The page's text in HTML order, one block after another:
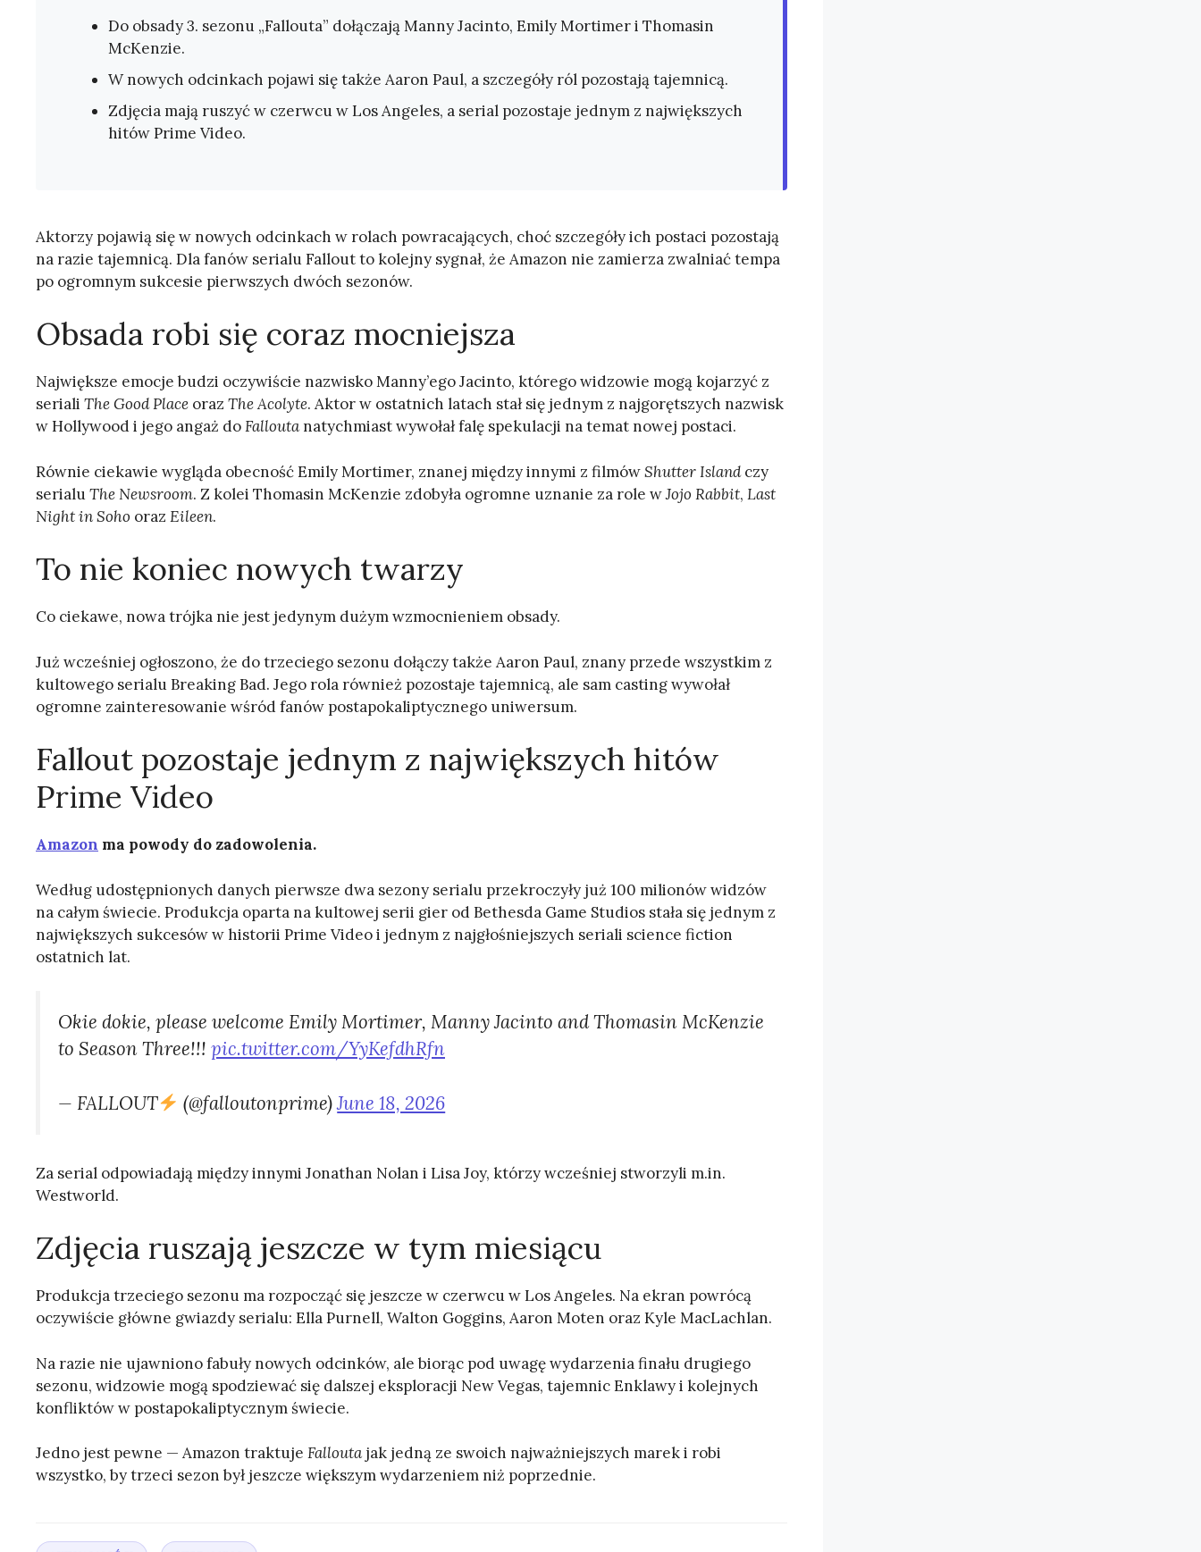
Do obsady 3. sezonu „Fallouta” dołączają Manny Jacinto, Emily Mortimer i Thomasin
McKenzie.
W nowych odcinkach pojawi się także Aaron Paul, a szczegóły ról pozostają tajemnicą.
Zdjęcia mają ruszyć w czerwcu w Los Angeles, a serial pozostaje jednym z największych
hitów Prime Video.
Aktorzy pojawią się w nowych odcinkach w rolach powracających, choć szczegóły ich postaci pozostają
na razie tajemnicą. Dla fanów serialu Fallout to kolejny sygnał, że Amazon nie zamierza zwalniać tempa
po ogromnym sukcesie pierwszych dwóch sezonów.
Obsada robi się coraz mocniejsza
Największe emocje budzi oczywiście nazwisko Manny’ego Jacinto, którego widzowie mogą kojarzyć z
seriali The Good Place oraz The Acolyte. Aktor w ostatnich latach stał się jednym z najgorętszych nazwisk
w Hollywood i jego angaż doFalloutanatychmiast wywołał falę spekulacji na temat nowej postaci.
Równie ciekawie wygląda obecność Emily Mortimer, znanej między innymi z filmówShutter Islandczy
serialuThe Newsroom. Z kolei Thomasin McKenzie zdobyła ogromne uznanie za role wJojo Rabbit, Last
Night in Soho oraz Eileen.
To nie koniec nowych twarzy
Co ciekawe, nowa trójka nie jest jedynym dużym wzmocnieniem obsady.
Już wcześniej ogłoszono, że do trzeciego sezonu dołączy także Aaron Paul, znany przede wszystkim z
kultowego serialu Breaking Bad. Jego rola również pozostaje tajemnicą, ale sam casting wywołał
ogromne zainteresowanie wśród fanów postapokaliptycznego uniwersum.
Fallout pozostaje jednym z największych hitów
Prime Video
Amazon ma powody do zadowolenia.
Według udostępnionych danych pierwsze dwa sezony serialu przekroczyły już 100 milionów widzów
na całym świecie. Produkcja oparta na kultowej serii gier od Bethesda Game Studios stała się jednym z
największych sukcesów w historii Prime Video i jednym z najgłośniejszych seriali science fiction
ostatnich lat.
Okie dokie, please welcome Emily Mortimer, Manny Jacinto and Thomasin McKenzie
to Season Three!!! pic.twitter.com/YyKefdhRfn
— FALLOUT (@falloutonprime)June 18, 2026
Za serial odpowiadają między innymi Jonathan Nolan i Lisa Joy, którzy wcześniej stworzyli m.in.
Westworld.
Zdjęcia ruszają jeszcze w tym miesiącu
Produkcja trzeciego sezonu ma rozpocząć się jeszcze w czerwcu w Los Angeles. Na ekran powrócą
oczywiście główne gwiazdy serialu: Ella Purnell, Walton Goggins, Aaron Moten oraz Kyle MacLachlan.
Na razie nie ujawniono fabuły nowych odcinków, ale biorąc pod uwagę wydarzenia finału drugiego
sezonu, widzowie mogą spodziewać się dalszej eksploracji New Vegas, tajemnic Enklawy i kolejnych
konfliktów w postapokaliptycznym świecie.
Jedno jest pewne — Amazon traktuje Fallouta jak jedną ze swoich najważniejszych marek i robi
wszystko, by trzeci sezon był jeszcze większym wydarzeniem niż poprzednie.